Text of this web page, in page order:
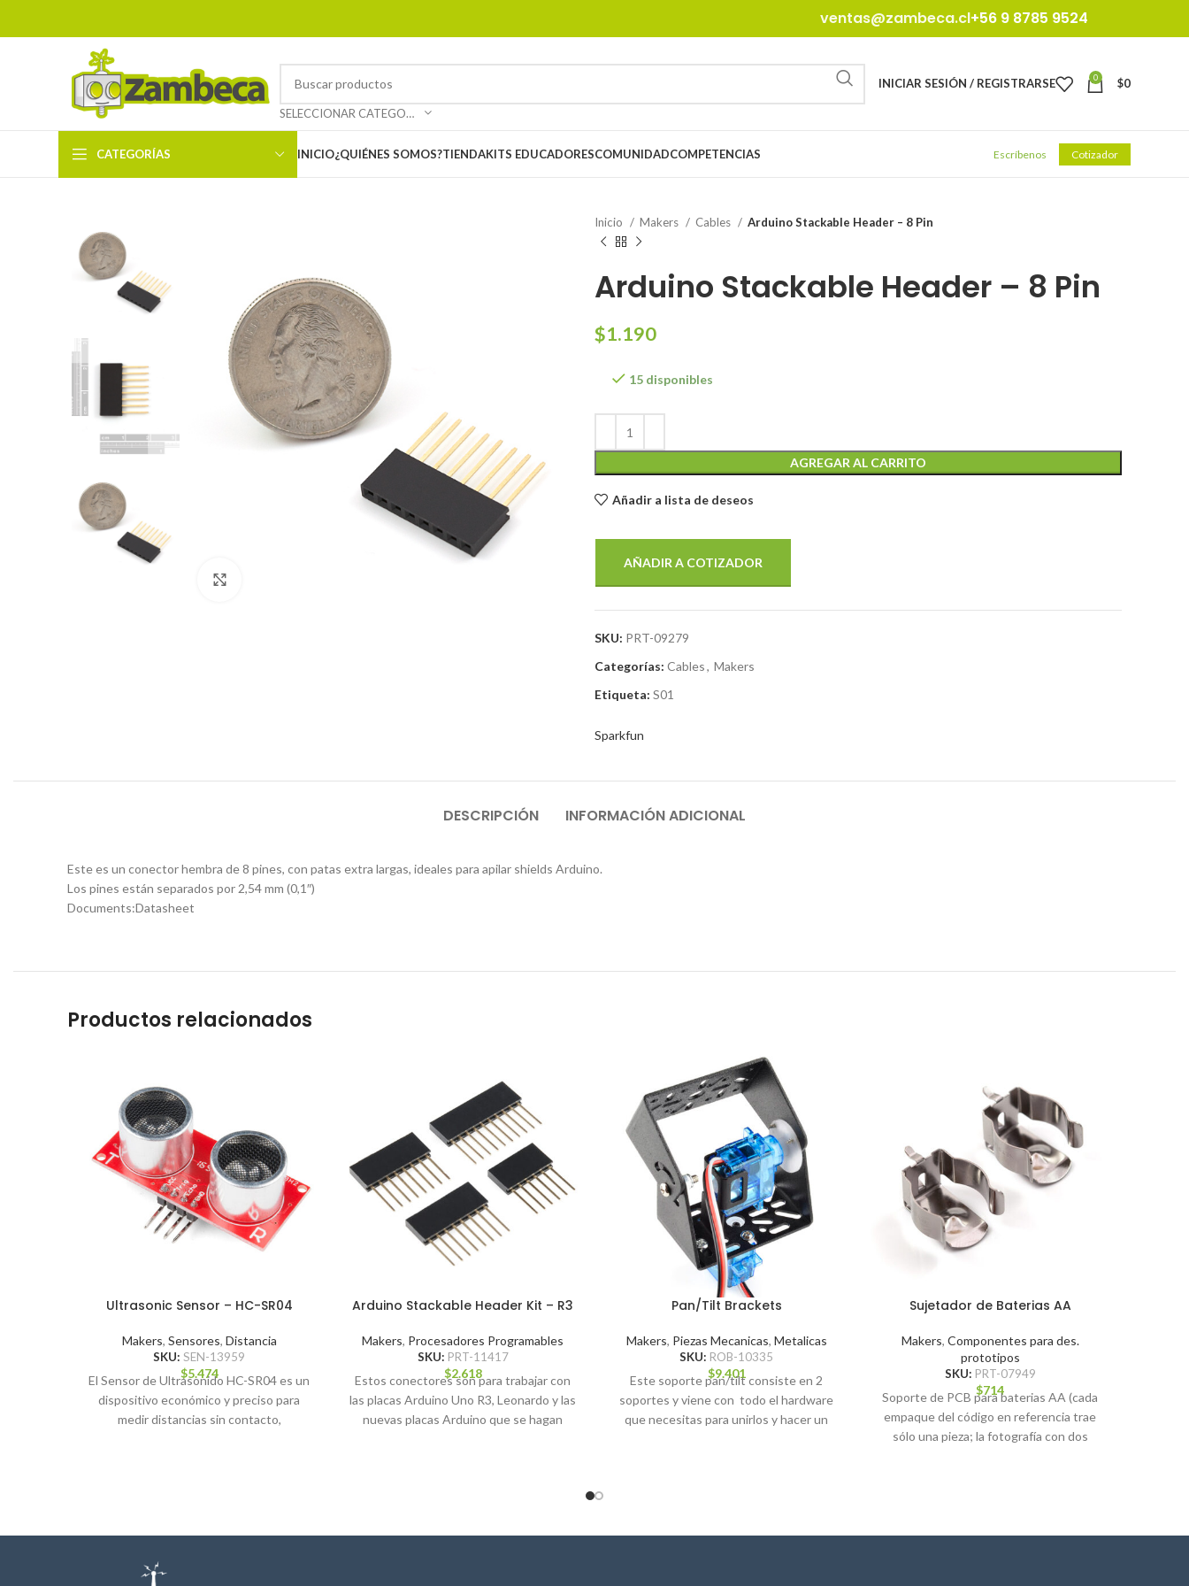
ventas@zambeca.cl+56 9 8785 9524
SELECCIONAR CATEGORÍA
INICIAR SESIÓN / REGISTRARSE 0 $0
CATEGORÍAS INICIO¿QUIÉNES SOMOS?TIENDAKITS EDUCADORESCOMUNIDADCOMPETENCIAS Escríbenos Cotizador
Inicio Makers Cables Arduino Stackable Header – 8 Pin
Arduino Stackable Header – 8 Pin
$1.190
15 disponibles
AGREGAR AL CARRITO
Añadir a lista de deseos
AÑADIR A COTIZADOR
SKU: PRT-09279
Categorías: Cables, Makers
Etiqueta: S01
Sparkfun
DESCRIPCIÓN INFORMACIÓN ADICIONAL
Este es un conector hembra de 8 pines, con patas extra largas, ideales para apilar shields Arduino.
Los pines están separados por 2,54 mm (0,1″)
Documents:Datasheet
Productos relacionados
Ultrasonic Sensor – HC-SR04
Makers, Sensores, Distancia
SKU: SEN-13959
$5.474
​El Sensor de Ultrasonido HC-SR04 es un
dispositivo económico y preciso para
medir distancias sin contacto,
Arduino Stackable Header Kit – R3
Makers, Procesadores Programables
SKU: PRT-11417
$2.618
Estos conectores son para trabajar con
las placas Arduino Uno R3, Leonardo y las
nuevas placas Arduino que se hagan
Pan/Tilt Brackets
Makers, Piezas Mecanicas, Metalicas
SKU: ROB-10335
$9.401
Este soporte pan/tilt consiste en 2
soportes y viene con todo el hardware
que necesitas para unirlos y hacer un
Sujetador de Baterias AA
Makers, Componentes para des.
prototipos
SKU: PRT-07949
$714
Soporte de PCB para baterias AA (cada
empaque del código en referencia trae
sólo una pieza; la fotografía con dos